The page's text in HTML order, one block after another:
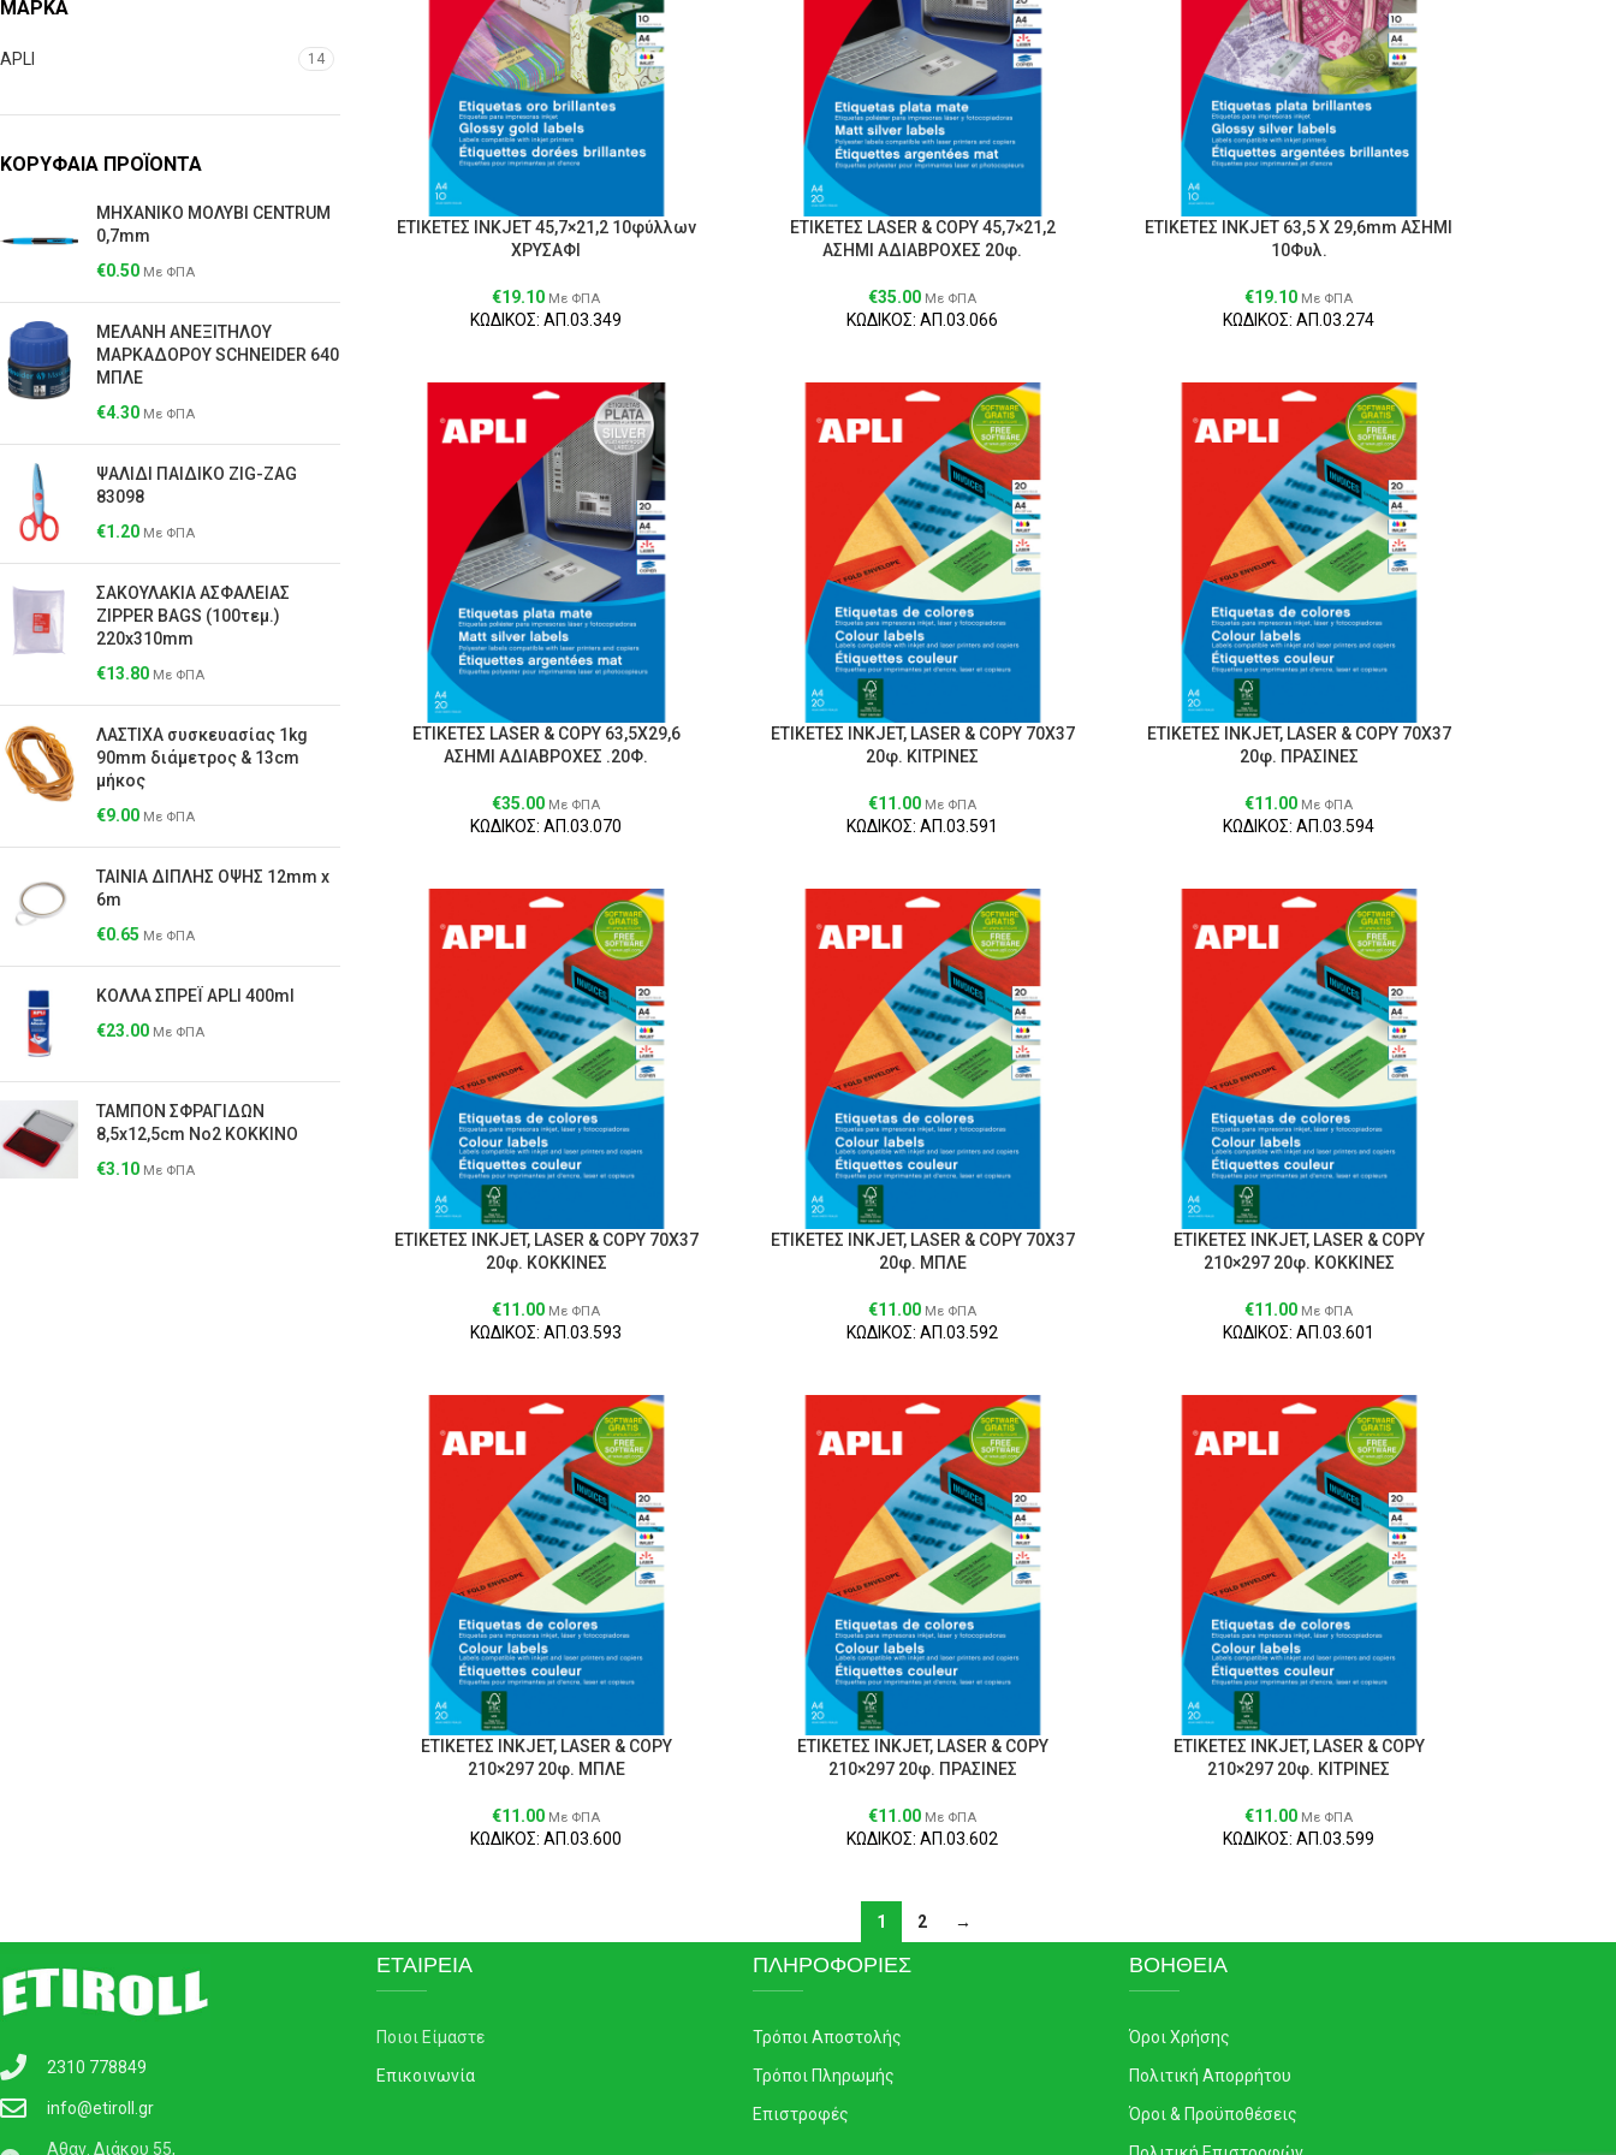
ΜΆΡΚΑ
APLI 14
ΚΟΡΥΦΑΙΑ ΠΡΟΪΟΝΤΑ
ΜΗΧΑΝΙΚΟ ΜΟΛΥΒΙ CENTRUM
0,7mm
€0.50 Με ΦΠΑ
ΜΕΛΑΝΗ ΑΝΕΞΙΤΗΛΟΥ
ΜΑΡΚΑΔΟΡΟΥ SCΗΝΕΙDΕR 640
ΜΠΛΕ
€4.30 Με ΦΠΑ
ΨΑΛΙΔΙ ΠΑΙΔΙΚΟ ZIG-ZAG
83098
€1.20 Με ΦΠΑ
ΣΑΚΟΥΛΑΚΙΑ ΑΣΦΑΛΕΙΑΣ
ZIPPER BAGS (100τεμ.)
220x310mm
€13.80 Με ΦΠΑ
ΛΑΣΤΙΧΑ συσκευασίας 1kg
90mm διάμετρος & 13cm
μήκος
€9.00 Με ΦΠΑ
ΤΑΙΝΙΑ ΔΙΠΛΗΣ ΟΨΗΣ 12mm x
6m
€0.65 Με ΦΠΑ
ΚΟΛΛΑ ΣΠΡΕΪ APLI 400ml
€23.00 Με ΦΠΑ
ΤΑΜΠΟΝ ΣΦΡΑΓΙΔΩΝ
8,5x12,5cm Νο2 ΚΟΚΚΙΝΟ
€3.10 Με ΦΠΑ
ΕΤΙΚΕΤΕΣ INKJET 45,7×21,2 10φύλλων
ΧΡΥΣΑΦΙ
€19.10 Με ΦΠΑ
ΚΩΔΙΚΟΣ: ΑΠ.03.349
ΕΤΙΚΕΤΕΣ LASER & COPY 45,7×21,2
ΑΣΗΜΙ ΑΔΙΑΒΡΟΧΕΣ 20φ.
€35.00 Με ΦΠΑ
ΚΩΔΙΚΟΣ: ΑΠ.03.066
ΕΤΙΚΕΤΕΣ INKJET 63,5 Χ 29,6mm ΑΣΗΜΙ
10Φυλ.
€19.10 Με ΦΠΑ
ΚΩΔΙΚΟΣ: ΑΠ.03.274
ΕΤΙΚΕΤΕΣ LASER & COPY 63,5X29,6
ΑΣΗΜΙ ΑΔΙΑΒΡΟΧΕΣ .20Φ.
€35.00 Με ΦΠΑ
ΚΩΔΙΚΟΣ: ΑΠ.03.070
ΕΤΙΚΕΤΕΣ ΙΝΚJET, LASER & CΟΡY 70Χ37
20φ. ΚΙΤΡΙΝΕΣ
€11.00 Με ΦΠΑ
ΚΩΔΙΚΟΣ: ΑΠ.03.591
ΕΤΙΚΕΤΕΣ ΙΝΚJET, LΑSER & CΟΡY 70Χ37
20φ. ΠΡΑΣΙΝΕΣ
€11.00 Με ΦΠΑ
ΚΩΔΙΚΟΣ: ΑΠ.03.594
ΕΤΙΚΕΤΕΣ ΙΝΚJET, LΑSER & CΟΡY 70Χ37
20φ. ΚΟΚΚΙΝΕΣ
€11.00 Με ΦΠΑ
ΚΩΔΙΚΟΣ: ΑΠ.03.593
ΕΤΙΚΕΤΕΣ ΙΝΚJET, LΑSER & CΟΡY 70Χ37
20φ. ΜΠΛΕ
€11.00 Με ΦΠΑ
ΚΩΔΙΚΟΣ: ΑΠ.03.592
ΕΤΙΚΕΤΕΣ ΙΝΚJET, LASER & COPY
210×297 20φ. ΚΟΚΚΙΝΕΣ
€11.00 Με ΦΠΑ
ΚΩΔΙΚΟΣ: ΑΠ.03.601
ΕΤΙΚΕΤΕΣ ΙΝΚJET, LASER & COPY
210×297 20φ. ΜΠΛΕ
€11.00 Με ΦΠΑ
ΚΩΔΙΚΟΣ: ΑΠ.03.600
ΕΤΙΚΕΤΕΣ ΙΝΚJET, LASER & COPY
210×297 20φ. ΠΡΑΣΙΝΕΣ
€11.00 Με ΦΠΑ
ΚΩΔΙΚΟΣ: ΑΠ.03.602
ΕΤΙΚΕΤΕΣ ΙΝΚJET, LΑSER & COPY
210×297 20φ. ΚΙΤΡΙΝΕΣ
€11.00 Με ΦΠΑ
ΚΩΔΙΚΟΣ: ΑΠ.03.599
1 2 →
2310 778849
info@etiroll.gr
Αθαν. Διάκου 55,
ΕΤΑΙΡΕΙΑ
Ποιοι Είμαστε
Επικοινωνία
ΠΛΗΡΟΦΟΡΙΕΣ
Τρόποι Αποστολής
Τρόποι Πληρωμής
Επιστροφές
ΒΟΗΘΕΙΑ
Όροι Χρήσης
Πολιτική Απορρήτου
Όροι & Προϋποθέσεις